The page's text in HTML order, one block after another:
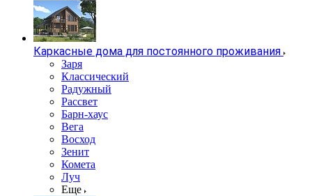
Каркасные дома для постоянного проживания
Заря
Классический
Радужный
Рассвет
Барн-хаус
Вега
Восход
Зенит
Комета
Луч
Еще